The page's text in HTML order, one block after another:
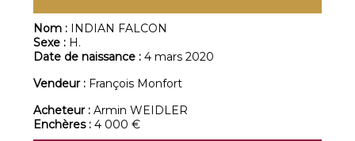
Nom : INDIAN FALCON
Sexe : H.
Date de naissance :4 mars 2020
Vendeur : François Monfort
Acheteur :Armin WEIDLER
Enchères :4 000 €